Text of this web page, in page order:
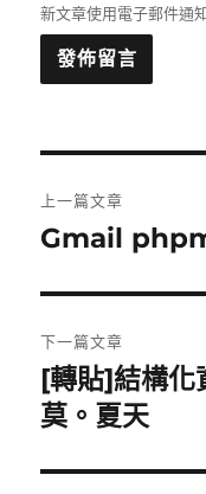
新文章使用電子郵件通
章
覽
上一篇文章
上
篇
文
章:
Gmail
下一篇文章
下
一
文
[轉貼]結構
莫。夏天